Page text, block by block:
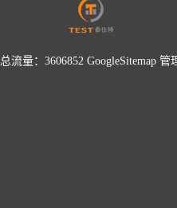
总流量：3606852 GoogleSitemap 管